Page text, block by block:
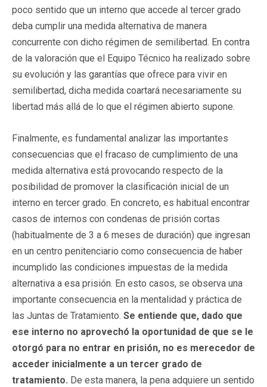
poco sentido que un interno que accede al tercer grado
deba cumplir una medida alternativa de manera
concurrente con dicho régimen de semilibertad. En contra
de la valoración que el Equipo Técnico ha realizado sobre
su evolución y las garantías que ofrece para vivir en
semilibertad, dicha medida coartará necesariamente su
libertad más allá de lo que el régimen abierto supone.
Finalmente, es fundamental analizar las importantes
consecuencias que el fracaso de cumplimiento de una
medida alternativa está provocando respecto de la
posibilidad de promover la clasificación inicial de un
interno en tercer grado. En concreto, es habitual encontrar
casos de internos con condenas de prisión cortas
(habitualmente de 3 a 6 meses de duración) que ingresan
en un centro penitenciario como consecuencia de haber
incumplido las condiciones impuestas de la medida
alternativa a esa prisión. En esto casos, se observa una
importante consecuencia en la mentalidad y práctica de
las Juntas de Tratamiento. Se entiende que, dado que
ese interno no aprovechó la oportunidad de que se le
otorgó para no entrar en prisión, no es merecedor de
acceder inicialmente a un tercer grado de
tratamiento. De esta manera, la pena adquiere un sentido